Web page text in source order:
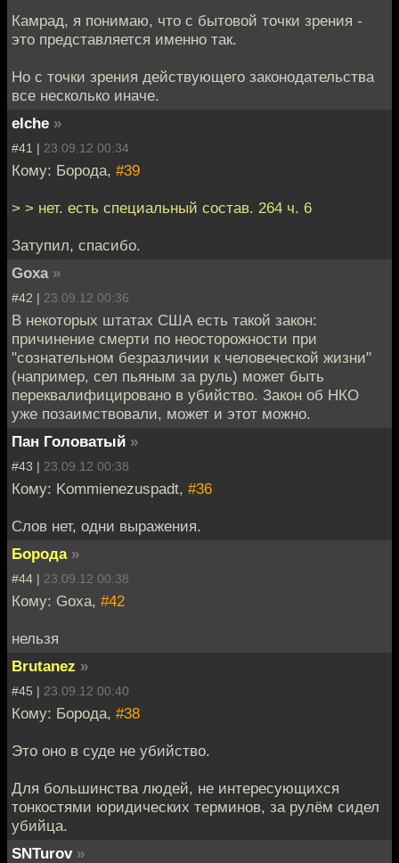
Камрад, я понимаю, что с бытовой точки зрения -
это представляется именно так.
Но с точки зрения действующего законодательства
все несколько иначе.
elche »
#41 | 23.09.12 00:34
Кому: Борода, #39
> > нет. есть специальный состав. 264 ч. 6
Затупил, спасибо.
Goxa »
#42 | 23.09.12 00:36
В некоторых штатах США есть такой закон:
причинение смерти по неосторожности при
"сознательном безразличии к человеческой жизни"
(например, сел пьяным за руль) может быть
переквалифицировано в убийство. Закон об НКО
уже позаимствовали, может и этот можно.
Пан Головатый »
#43 | 23.09.12 00:38
Кому: Kommienezuspadt, #36
Слов нет, одни выражения.
Борода »
#44 | 23.09.12 00:38
Кому: Goxa, #42
нельзя
Brutanez »
#45 | 23.09.12 00:40
Кому: Борода, #38
Это оно в суде не убийство.
Для большинства людей, не интересующихся
тонкостями юридических терминов, за рулём сидел
убийца.
SNTurov »